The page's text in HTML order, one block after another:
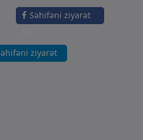
Səhifəni ziyarət
ziyarət